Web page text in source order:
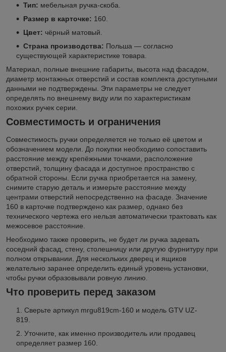
Тип: мебельная ручка-скоба.
Размер в карточке: 160.
Цвет: чёрный матовый.
Страна производства: Польша — согласно
существующей характеристике товара.
Материал, полные внешние габариты, высота над фасадом,
диаметр монтажных отверстий и состав комплекта доступными
данными не подтверждены. Эти параметры не следует
определять по внешнему виду или по характеристикам
похожих ручек серии.
Совместимость и ограничения
Совместимость ручки определяется не только её цветом и
обозначением модели. До покупки необходимо сопоставить
расстояние между крепёжными точками, расположение
отверстий, толщину фасада и доступное пространство с
обратной стороны. Если ручка приобретается на замену,
снимите старую деталь и измерьте расстояние между
центрами отверстий непосредственно на фасаде. Значение
160 в карточке подтверждено как размер, однако без
технического чертежа его нельзя автоматически трактовать как
межосевое расстояние.
Необходимо также проверить, не будет ли ручка задевать
соседний фасад, стену, столешницу или другую фурнитуру при
полном открывании. Для нескольких дверец и ящиков
желательно заранее определить единый уровень установки,
чтобы ручки образовывали ровную линию.
Что проверить перед заказом
Сверьте артикул mrgu819cm-160 и модель GTV UZ-
819.
Уточните, как именно производитель или продавец
определяет размер 160.